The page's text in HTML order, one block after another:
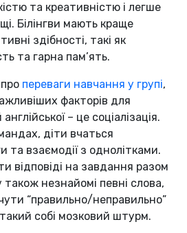
та креативністю і легше
Білінгви мають краще
здібності, такі як
та гарна пам’ять.
переваги навчання у групі,
факторів для
– це соціалізація.
діти вчаться
та взаємодії з однолітками.
відповіді на завдання разом
також незнайомі певні слова,
“правильно/неправильно”
собі мозковий штурм.